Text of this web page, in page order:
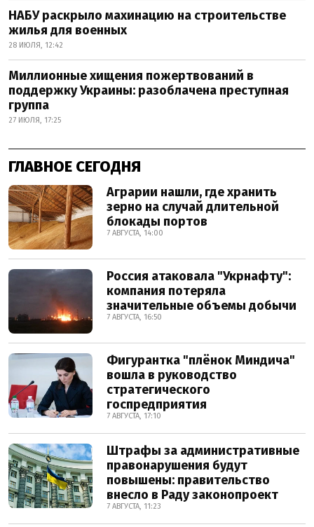
НАБУ раскрыло махинацию на строительстве
жилья для военных
28 ИЮЛЯ, 12:42
Миллионные хищения пожертвований в
поддержку Украины: разоблачена преступная
группа
27 ИЮЛЯ, 17:25
ГЛАВНОЕ СЕГОДНЯ
Аграрии нашли, где хранить
зерно на случай длительной
блокады портов
7 АВГУСТА, 14:00
Россия атаковала "Укрнафту":
компания потеряла
значительные объемы добычи
7 АВГУСТА, 16:50
Фигурантка "плёнок Миндича"
вошла в руководство
стратегического
госпредприятия
7 АВГУСТА, 17:10
Штрафы за административные
правонарушения будут
повышены: правительство
внесло в Раду законопроект
7 АВГУСТА, 11:23